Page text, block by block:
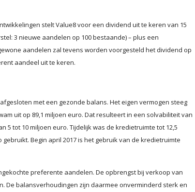
stelt Value8 voor een dividend uit te keren van 15
3 nieuwe aandelen op 100 bestaande) – plus een
aandelen zal tevens worden voorgesteld het dividend op
aandeel uit te keren.
met een gezonde balans. Het eigen vermogen steeg
uit op 89,1 miljoen euro. Dat resulteert in een solvabiliteit van
5 tot 10 miljoen euro. Tijdelijk was de kredietruimte tot 12,5
Begin april 2017 is het gebruik van de kredietruimte
preferente aandelen. De opbrengst bij verkoop van
De balansverhoudingen zijn daarmee onverminderd sterk en